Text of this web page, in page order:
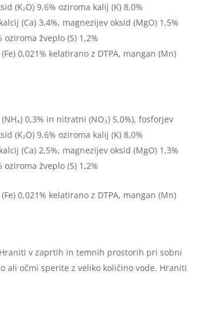
(K₂O) 9,6% oziroma kalij (K) 8,0%
(Ca) 3,4%, magnezijev oksid (MgO) 1,5%
žveplo (S) 1,2%
0,021% kelatirano z DTPA, mangan (Mn)
0,3% in nitratni (NO₃) 5,0%), fosforjev
(K₂O) 9,6% oziroma kalij (K) 8,0%
(Ca) 2,5%, magnezijev oksid (MgO) 1,3%
žveplo (S) 1,2%
0,021% kelatirano z DTPA, mangan (Mn)
v zaprtih in temnih prostorih pri sobni
ali očmi sperite z veliko količino vode. Hraniti